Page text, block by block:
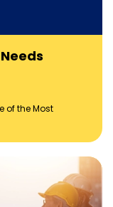
of the Most